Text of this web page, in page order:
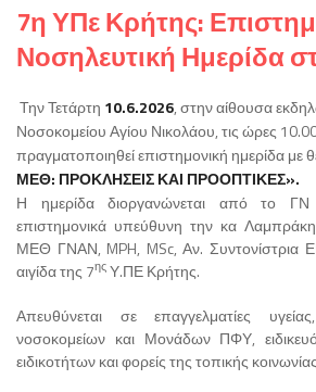
7η ΥΠε Κρήτης:
Νοσηλευτική Ημερίδα
Την Τετάρτη 10.6.2026, στην αίθουσα
Νοσοκομείου Αγίου Νικολάου, τις ώρες
πραγματοποιηθείεπιστημονική ημερίδα με
ΜΕΘ: ΠΡΟΚΛΗΣΕΙΣ ΚΑΙ ΠΡΟΟΠΤΙΚΕΣ».
Η ημερίδα διοργανώνεται από το ΓΝ
επιστημονικά υπεύθυνη την κα
ΜΕΘ ΓΝΑΝ, MPH, MSc, Αν. Συντονίστρια
αιγίδα της 7ηςΥ.ΠΕ Κρήτης.
Απευθύνεται σε επαγγελματίες
νοσοκομείων και Μονάδων ΠΦΥ,
ειδικοτήτων και φορείς της τοπικής